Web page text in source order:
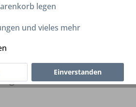
Kettenschutzwinkel -
legen
und vieles mehr
Einverstanden